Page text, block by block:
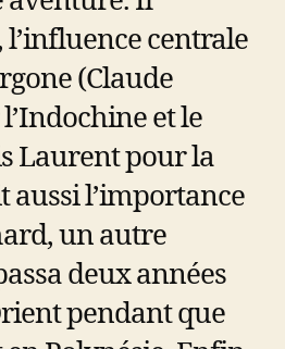
centrale
(Claude
et le
Laurent pour la
aussi l’importance
un autre
deux années
pendant que